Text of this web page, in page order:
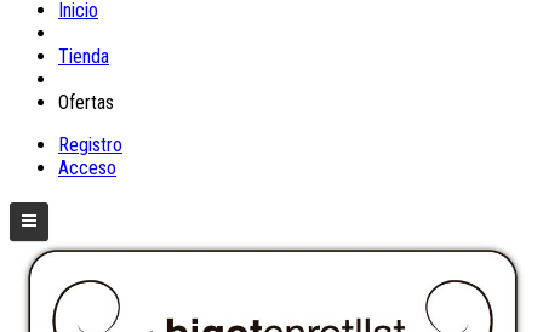
Inicio
Tienda
Ofertas
Registro
Acceso